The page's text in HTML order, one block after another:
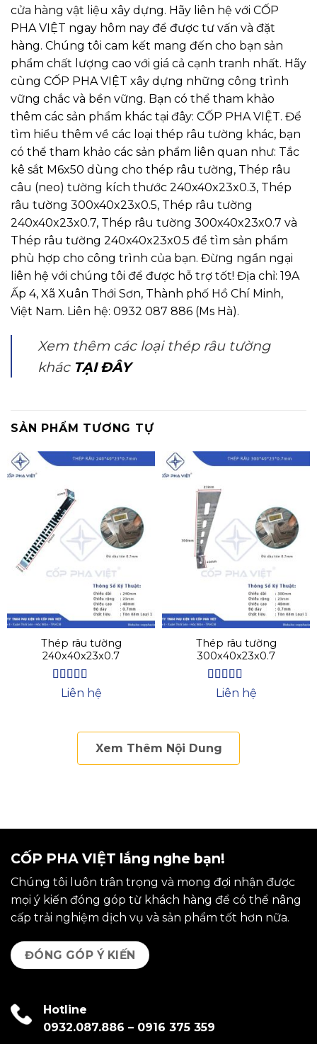
cửa hàng vật liệu xây dựng. Hãy liên hệ với CỐP
PHA VIỆT ngay hôm nay để được tư vấn và đặt
hàng. Chúng tôi cam kết mang đến cho bạn sản
phẩm chất lượng cao với giá cả cạnh tranh nhất. Hãy
cùng CỐP PHA VIỆT xây dựng những công trình
vững chắc và bền vững. Bạn có thể tham khảo
thêm các sản phẩm khác tại đây: CỐP PHA VIỆT. Để
tìm hiểu thêm về các loại thép râu tường khác, bạn
có thể tham khảo các sản phẩm liên quan như: Tắc
kê sắt M6x50 dùng cho thép râu tường, Thép râu
câu (neo) tường kích thước 240x40x23x0.3, Thép
râu tường 300x40x23x0.5, Thép râu tường
240x40x23x0.7, Thép râu tường 300x40x23x0.7 và
Thép râu tường 240x40x23x0.5 để tìm sản phẩm
phù hợp cho công trình của bạn. Đừng ngần ngại
liên hệ với chúng tôi để được hỗ trợ tốt! Địa chỉ: 19A
Ấp 4, Xã Xuân Thới Sơn, Thành phố Hồ Chí Minh,
Việt Nam. Liên hệ: 0932 087 886 (Ms Hà).
Xem thêm các loại thép râu tường
khác TẠI ĐÂY
SẢN PHẨM TƯƠNG TỰ
Thép râu tường
240x40x23x0.7
Được xếp
Liên hệ
Thép râu tường
300x40x23x0.7
Được xếp
Liên hệ
Xem Thêm Nội Dung
CỐP PHA VIỆT lắng nghe bạn!
Chúng tôi luôn trân trọng và mong đợi nhận được
mọi ý kiến đóng góp từ khách hàng để có thể nâng
cấp trải nghiệm dịch vụ và sản phẩm tốt hơn nữa.
ĐÓNG GÓP Ý KIẾN
Hotline
0932.087.886 – 0916 375 359